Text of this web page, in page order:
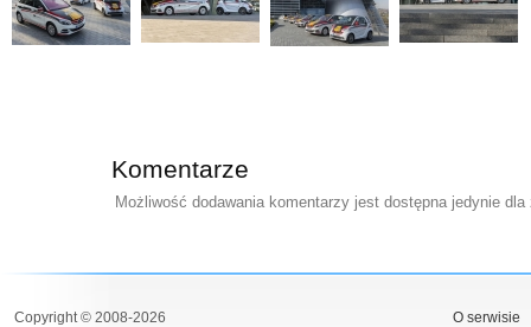
Komentarze
Możliwość dodawania komentarzy jest dostępna jedynie
Copyright © 2008-2026
O serwisie